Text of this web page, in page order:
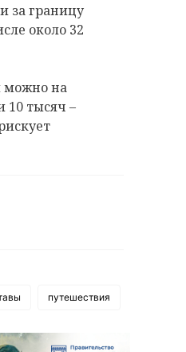
за границу
около 32
можно на
10 тысяч –
путешествия